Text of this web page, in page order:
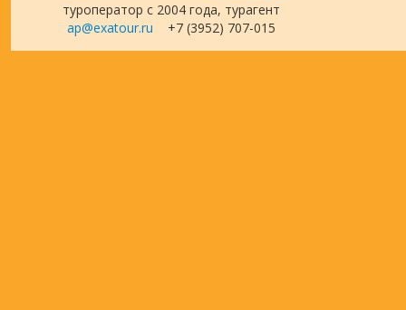
туроператор с 2004 года, турагент
ap@exatour.ru +7 (3952) 707-015